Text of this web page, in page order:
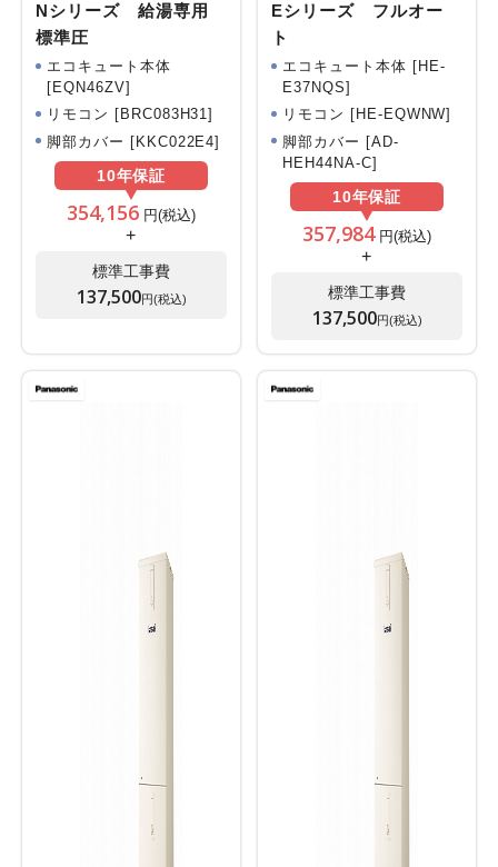
Nシリーズ 給湯専用
標準圧
エコキュート本体
[EQN46ZV]
リモコン [BRC083H31]
脚部カバー [KKC022E4]
10年保証
354,156 円(税込)
+
標準工事費
137,500円(税込)
Eシリーズ フルオー
ト
エコキュート本体 [HE-
E37NQS]
リモコン [HE-EQWNW]
脚部カバー [AD-
HEH44NA-C]
10年保証
357,984円(税込)
+
標準工事費
137,500円(税込)